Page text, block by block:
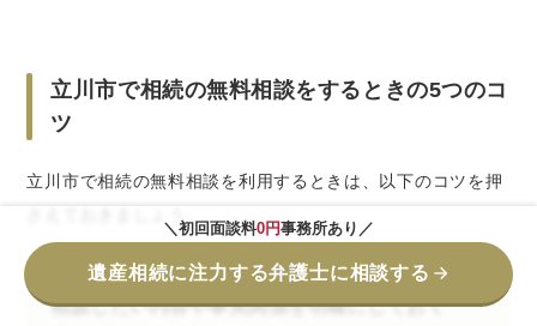
立川市で相続の無料相談をするときの5つのコ
ツ
立川市で相続の無料相談を利用するときは、以下のコツを押
相談したい内容や事実関係を明確にしておく
＼初回面談料0円事務所あり／
遺産相続に注力する弁護士に相談する